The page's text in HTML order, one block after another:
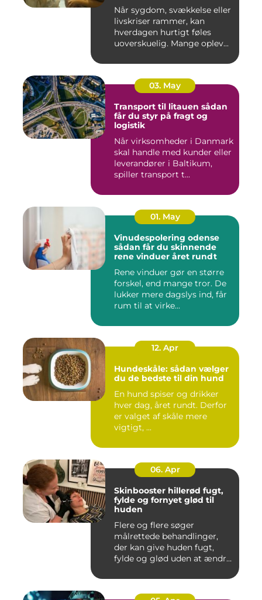
Når sygdom, svækkelse eller
livskriser rammer, kan
hverdagen hurtigt føles
uoverskuelig. Mange oplev...
03. May
Transport til litauen sådan
får du styr på fragt og
logistik
Når virksomheder i Danmark
skal handle med kunder eller
leverandører i Baltikum,
spiller transport t...
01. May
Vinudespolering odense
sådan får du skinnende
rene vinduer året rundt
Rene vinduer gør en større
forskel, end mange tror. De
lukker mere dagslys ind, får
rum til at virke...
12. Apr
Hundeskåle: sådan vælger
du de bedste til din hund
En hund spiser og drikker
hver dag, året rundt. Derfor
er valget af skåle mere
vigtigt, ...
06. Apr
Skinbooster hillerød fugt,
fylde og fornyet glød til
huden
Flere og flere søger
målrettede behandlinger,
der kan give huden fugt,
fylde og glød uden at ændre